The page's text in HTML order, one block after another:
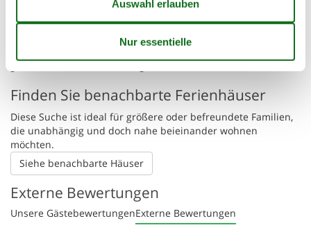
😎 Sonnenstand
Finden Sie benachbarte Ferienhäuser
Diese Suche ist ideal für größere oder befreundete Familien,
die unabhängig und doch nahe beieinander wohnen
möchten.
Siehe benachbarte Häuser
Externe Bewertungen
Unsere GästebewertungenExterne Bewertungen